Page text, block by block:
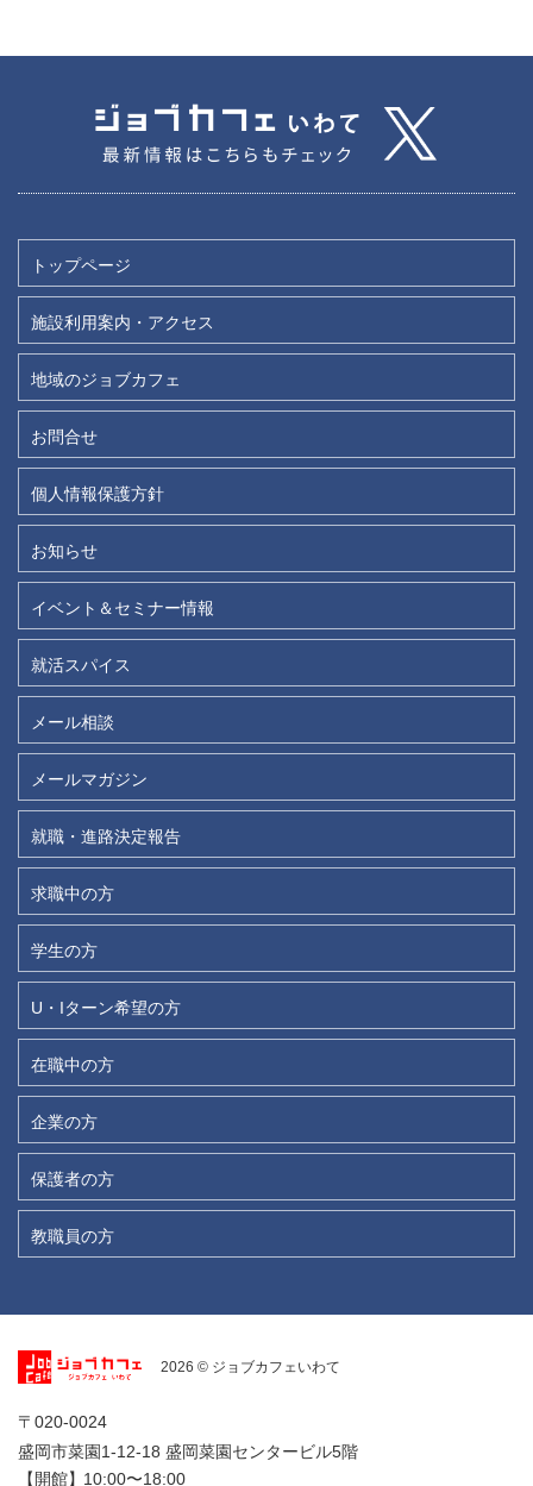
トップページ
施設利用案内・アクセス
地域のジョブカフェ
お問合せ
個人情報保護方針
お知らせ
イベント＆セミナー情報
就活スパイス
メール相談
メールマガジン
就職・進路決定報告
求職中の方
学生の方
U・Iターン希望の方
在職中の方
企業の方
保護者の方
教職員の方
2026 © ジョブカフェいわて
〒020-0024
盛岡市菜園1-12-18 盛岡菜園センタービル5階
【開館】 10:00〜18:00